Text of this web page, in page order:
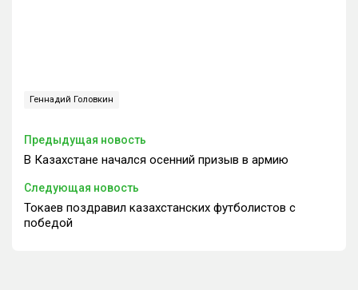
Геннадий Головкин
Предыдущая новость
В Казахстане начался осенний призыв в армию
Следующая новость
Токаев поздравил казахстанских футболистов с
победой